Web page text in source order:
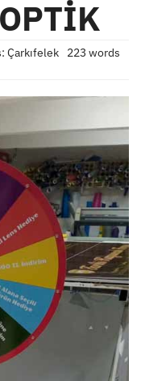
Çarkıfelek
223 words